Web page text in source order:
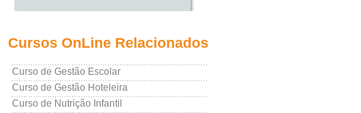
Cursos OnLine Relacionados
Curso de Gestão Escolar
Curso de Gestão Hoteleira
Curso de Nutrição Infantil